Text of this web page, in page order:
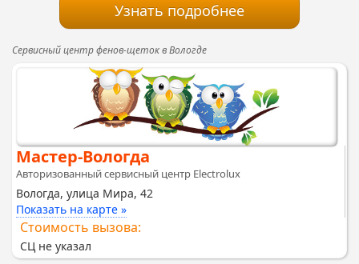
Узнать подробнее
Сервисный центр фенов-щеток в Вологде
Мастер-Вологда
Авторизованный сервисный центр Electrolux
Вологда, улица Мира, 42
Показать на карте »
Стоимость вызова:
СЦ не указал